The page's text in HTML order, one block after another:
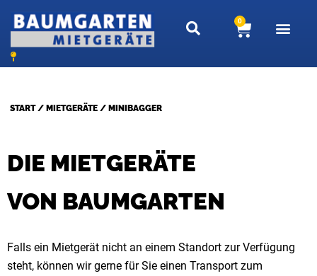
Inhalt
springen
0
START/ MIETGERÄTE / MINIBAGGER
DIE MIETGERÄTE
VON BAUMGARTEN
Falls ein Mietgerät nicht an einem Standort zur Verfügung
steht, können wir gerne für Sie einen Transport zum